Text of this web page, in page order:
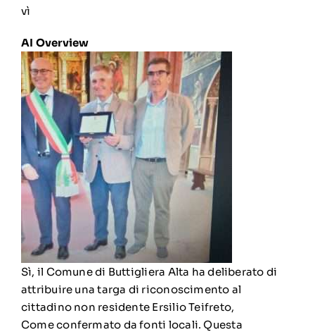
vì
AI Overview
Sì, il Comune di Buttigliera Alta ha deliberato di
attribuire una targa di riconoscimento al
cittadino non residente Ersilio Teifreto,
Come confermato da fonti locali.Questa